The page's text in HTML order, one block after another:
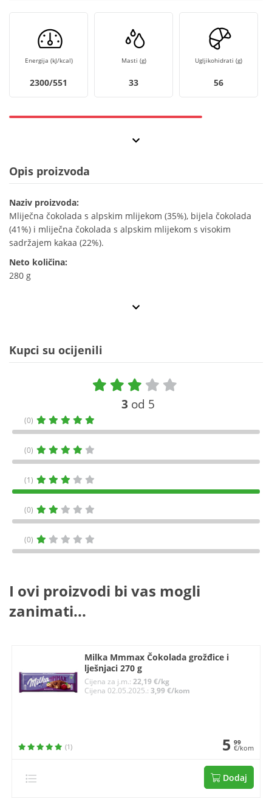
Energija (kJ/kcal)
2300/551
Masti (g)
33
Ugljikohidrati (g)
56
Opis proizvoda
Naziv proizvoda:
Mliječna čokolada s alpskim mlijekom (35%), bijela čokolada
(41%) i mliječna čokolada s alpskim mlijekom s visokim
sadržajem kakaa (22%).
Neto količina:
280 g
Kupci su ocijenili
3 od 5
(0)
(0)
(1)
(0)
(0)
I ovi proizvodi bi vas mogli
zanimati...
Milka Mmmax Čokolada grožđice i
lješnjaci 270 g
Cijena za j.m.:22,19 €/kg
Cijena 02.05.2025.:3,99 €/kom
(1) 5 99
€/kom
Dodaj